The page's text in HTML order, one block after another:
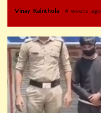
Vinay Kainthola 4 weeks ago